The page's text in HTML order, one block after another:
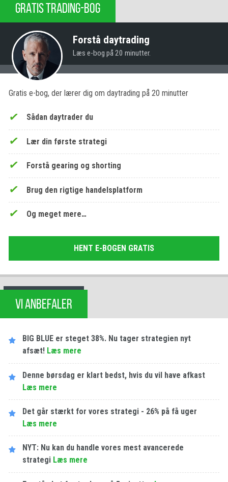
GRATIS TRADING-BOG
Forstå daytrading
Læs e-bog på 20 minutter.
Gratis e-bog, der lærer dig om daytrading på 20 minutter
Sådan daytrader du
Lær din første strategi
Forstå gearing og shorting
Brug den rigtige handelsplatform
Og meget mere…
HENT E-BOGEN GRATIS
VI ANBEFALER
BIG BLUE er steget 38%. Nu tager strategien nyt
afsæt! Læs mere
Denne børsdag er klart bedst, hvis du vil have afkast
Læs mere
Det går stærkt for vores strategi - 26% på få uger
Læs mere
NYT: Nu kan du handle vores mest avancerede
strategi Læs mere